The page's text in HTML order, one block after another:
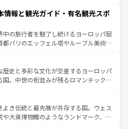
リアで、忘れられない旅をしてみよう！
ア情報は
国では、情熱的なフラメンコ、熱気あふ
美味しいタパスが生活の一部となってい
ドの洗練された雰囲気や、バルセロナの
角から、地方では古代ローマ遺跡や中世
て風土や気候が異なるスペインはその個
性で訪れる人を魅了する。 なお、新着のスペイン情報は コ
照してほしい。
情報と観光ガイド・有名観光スポ
中の旅行者を魅了し続けるヨーロッパ屈
都パリのエッフェル塔やルーブル美術館
詰まっている。華麗な宮殿、歴史的な大
チ、そして豊かな自然が、訪れる者を心
た、フランスは美食の国としても知ら
発祥地であるランス、プロヴァンスの
ー畑など、多彩な楽しみ方が可能だ。さ
地域にも魅力が溢れており、どの街角に
歴史と多彩な文化が交差するヨーロッパ
国。中世の街並みが残るロマンチック街
どこを歩いても飽きることがない。ベ
気、バイエルン州のアルプスの絶景、そ
のワイン畑といった風景は必見。ビール
よき伝統と最先端が共存する国。ウェス
や大英博物館のようなランドマーク、歴